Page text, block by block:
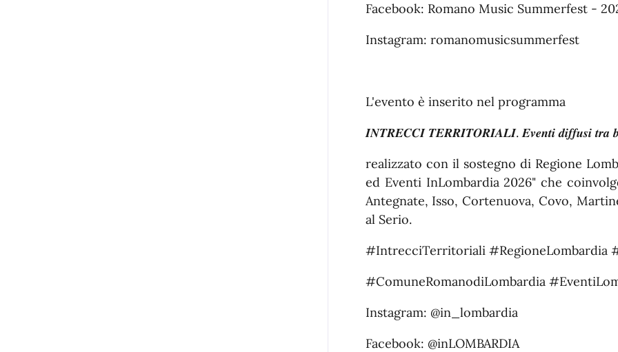
Facebook: Romano Music Summerfest -
Instagram: romanomusicsummerfest
L'evento è inserito nel programma
𝑰𝑵𝑻𝑹𝑬𝑪𝑪𝑰 𝑻𝑬𝑹𝑹𝑰𝑻𝑶𝑹𝑰𝑨𝑳𝑰. 𝑬𝒗𝒆𝒏𝒕𝒊 𝒅𝒊𝒇𝒇𝒖𝒔𝒊 𝒕𝒓𝒂
realizzato con il sostegno di Regione
ed Eventi InLombardia 2026"che
Antegnate, Isso, Cortenuova, Covo,
al Serio.
#IntrecciTerritoriali #RegioneLombardia
#ComuneRomanodiLombardia
Instagram: @in_lombardia
Facebook: @inLOMBARDIA